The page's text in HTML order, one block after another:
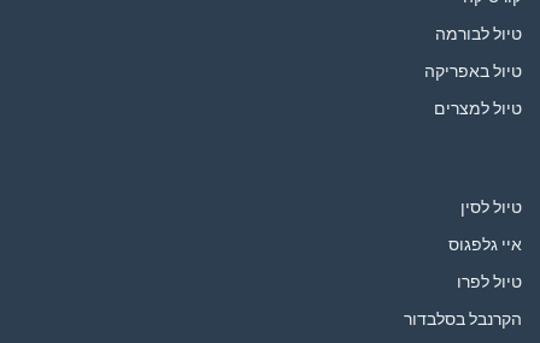
טיול לבורמה
טיול באפריקה
טיול למצרים
טיול לסין
איי גלפגוס
טיול לפרו
הקרנבל בסלבדור